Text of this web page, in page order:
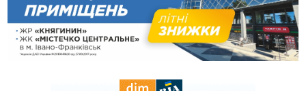
12:57
У Франківську зафіксували найбільшу спеку за всю історію
спостережень
12:24
Лікування наркоманії Київ: чому важливо розпочати
терапію якомога раніше
тисяч гривень у валюті, засудили до 5 років